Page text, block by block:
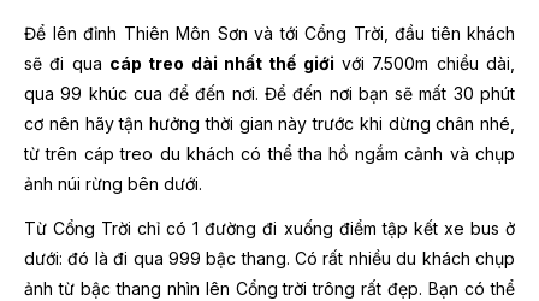
Để lên đỉnh Thiên Môn Sơn và tới Cổng Trời, đầu tiên khách
sẽ đi qua cáp treo dài nhất thế giới với 7.500m chiều dài,
qua 99 khúc cua để đến nơi. Để đến nơi bạn sẽ mất 30 phút
cơ nên hãy tận hưởng thời gian này trước khi dừng chân nhé,
từ trên cáp treo du khách có thể tha hồ ngắm cảnh và chụp
ảnh núi rừng bên dưới.
Từ Cổng Trời chỉ có 1 đường đi xuống điểm tập kết xe bus ở
dưới: đó là đi qua 999 bậc thang. Có rất nhiều du khách chụp
ảnh từ bậc thang nhìn lên Cổng trời trông rất đẹp. Bạn có thể